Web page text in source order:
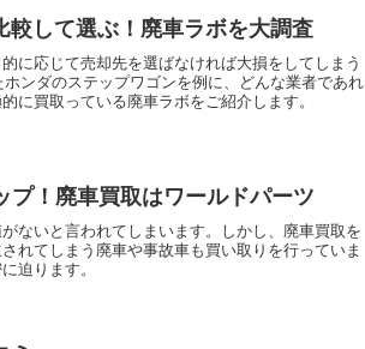
較して選ぶ！廃車ラボを大調査
に応じて売却先を選ばなければ大損をしてしまう
ンダのステップワゴンを例に、どんな業者であれ
に買取っている廃車ラボをご紹介します。
プ！廃車買取はワールドパーツ
ないと言われてしまいます。しかし、廃車買取を
れてしまう廃車や事故車も買い取りを行っていま
迫ります。